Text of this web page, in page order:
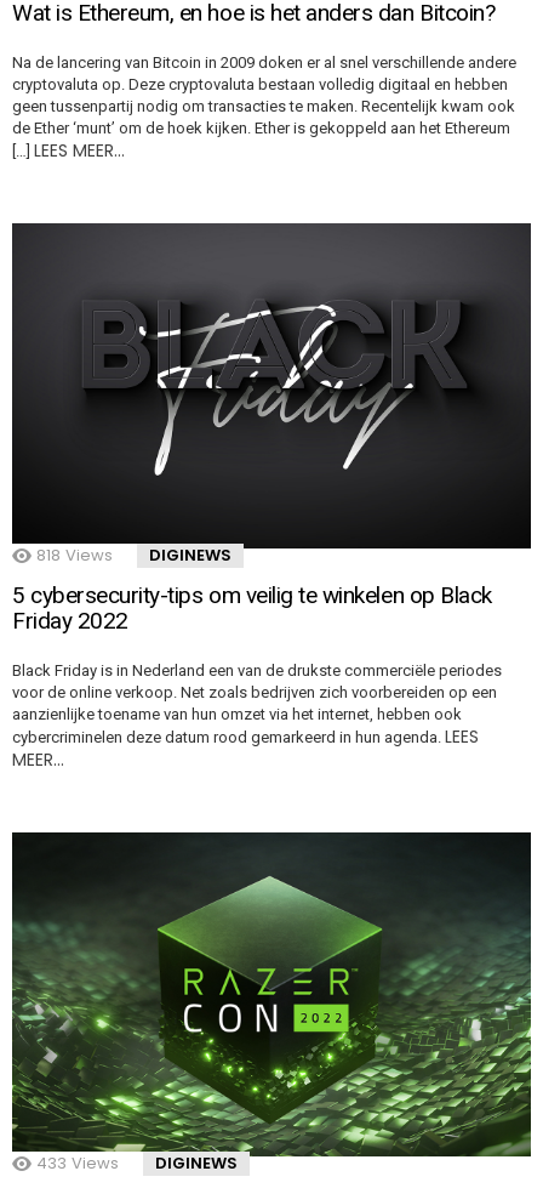
Wat is Ethereum, en hoe is het anders dan Bitcoin?
Na de lancering van Bitcoin in 2009 doken er al snel verschillende andere
cryptovaluta op. Deze cryptovaluta bestaan volledig digitaal en hebben
geen tussenpartij nodig om transacties te maken. Recentelijk kwam ook
de Ether ‘munt’ om de hoek kijken. Ether is gekoppeld aan het Ethereum
[…] LEES MEER…
818 Views DIGINEWS
5 cybersecurity-tips om veilig te winkelen op Black
Friday 2022
Black Friday is in Nederland een van de drukste commerciële periodes
voor de online verkoop. Net zoals bedrijven zich voorbereiden op een
aanzienlijke toename van hun omzet via het internet, hebben ook
cybercriminelen deze datum rood gemarkeerd in hun agenda. LEES
MEER…
433 Views DIGINEWS